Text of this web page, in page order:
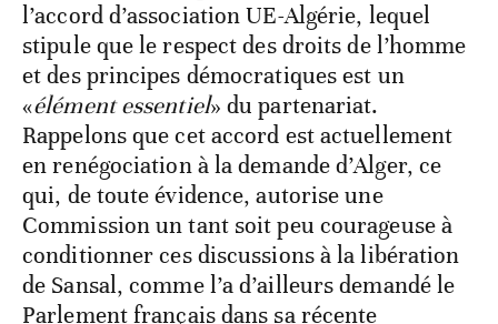
l’accord d’association UE-Algérie, lequel
stipule que le respect des droits de l’homme
et des principes démocratiques est un
«élément essentiel» du partenariat.
Rappelons que cet accord est actuellement
en renégociation à la demande d’Alger, ce
qui, de toute évidence, autorise une
Commission un tant soit peu courageuse à
conditionner ces discussions à la libération
de Sansal, comme l’a d’ailleurs demandé le
Parlement français dans sa récente